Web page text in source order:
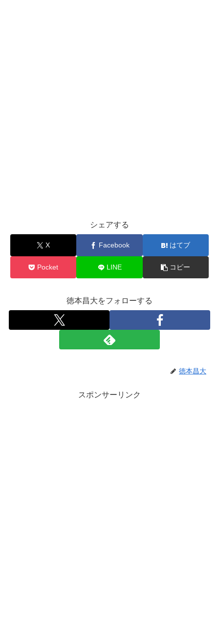
シェアする
X Facebook はてブ
Pocket LINE コピー
徳本昌大をフォローする
徳本昌大
スポンサーリンク